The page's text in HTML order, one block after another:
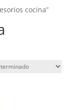
cocina”